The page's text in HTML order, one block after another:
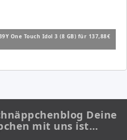
One Touch Idol 3 (8 GB) für 137,88€
Deine
mit uns ist…